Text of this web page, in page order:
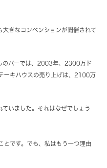
きなコンベンションが開催されて
のバーでは、2003年、2300万ド
ーキハウスの売り上げは、2100万
いました。それはなぜでしょう
とです。でも、私はもう一つ理由